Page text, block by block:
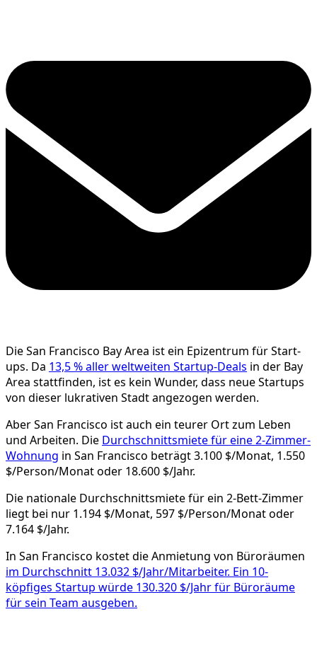
Die San Francisco Bay Area ist ein Epizentrum für Start-
ups. Da 13,5 % aller weltweiten Startup-Deals in der Bay
Area stattfinden, ist es kein Wunder, dass neue Startups
von dieser lukrativen Stadt angezogen werden.
Aber San Francisco ist auch ein teurer Ort zum Leben
und Arbeiten. Die Durchschnittsmiete für eine 2-Zimmer-
Wohnung in San Francisco beträgt 3.100 $/Monat, 1.550
$/Person/Monat oder 18.600 $/Jahr.
Die nationale Durchschnittsmiete für ein 2-Bett-Zimmer
liegt bei nur 1.194 $/Monat, 597 $/Person/Monat oder
7.164 $/Jahr.
In San Francisco kostet die Anmietung von Büroräumen
im Durchschnitt 13.032 $/Jahr/Mitarbeiter. Ein 10-
köpfiges Startup würde 130.320 $/Jahr für Büroräume
für sein Team ausgeben.